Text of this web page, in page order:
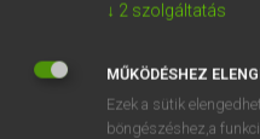
szakemberek számára is
↓ 2 szolgáltatás
MŰKÖDÉSHEZ
Ezek a sütik
böngészéshez,a